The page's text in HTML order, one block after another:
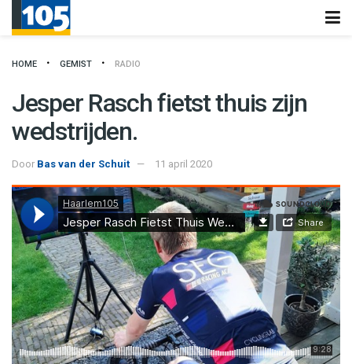
HOME GEMIST RADIO
Jesper Rasch fietst thuis zijn
wedstrijden.
Door Bas van der Schuit 11 april 2020